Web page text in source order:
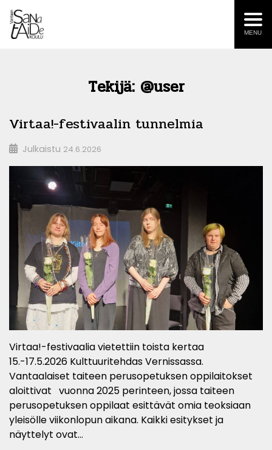
MENU
Tekijä: @user
Virtaa!-festivaalin tunnelmia
Julkaistu 24.6.2026
Virtaa!-festivaalia vietettiin toista kertaa
15.-17.5.2026 Kulttuuritehdas Vernissassa.
Vantaalaiset taiteen perusopetuksen oppilaitokset
aloittivat vuonna 2025 perinteen, jossa taiteen
perusopetuksen oppilaat esittävät omia teoksiaan
yleisölle viikonlopun aikana. Kaikki esitykset ja
näyttelyt ovat…